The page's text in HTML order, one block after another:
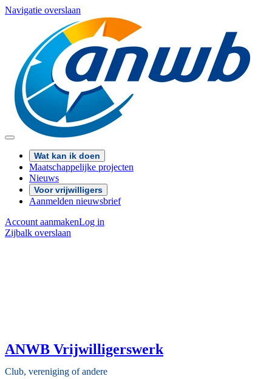
Navigatie overslaan
Wat kan ik doen
Maatschappelijke projecten
Nieuws
Voor vrijwilligers
Aanmelden nieuwsbrief
Account aanmakenLog in
Zijbalk overslaan
ANWB Vrijwilligerswerk
Club, vereniging of andere